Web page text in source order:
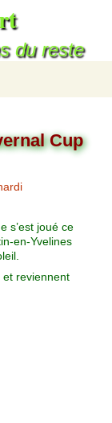
du reste
Cup
s’est joué ce
en-Yvelines
et reviennent